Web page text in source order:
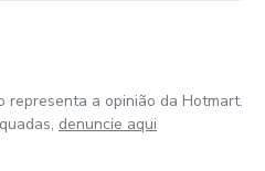
representa a opinião da Hotmart.
denuncie aqui